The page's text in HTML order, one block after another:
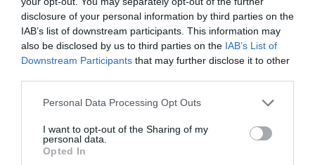
disclosure of your personal information by third parties on the
IAB’s list of downstream participants. This information may
also be disclosed by us to third parties on the IAB’s List of
Downstream Participants that may further disclose it to other
Please note that this website/app uses one or more Google
not limited to your visit or usage behaviour. You may click to
grant or deny consent to Google and its third-party tags to
use your data for below specified purposes in below Google
Personal Data Processing Opt Outs
I want to opt-out of the Sharing of my
personal data.
Opted In